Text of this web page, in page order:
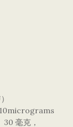
毫克，